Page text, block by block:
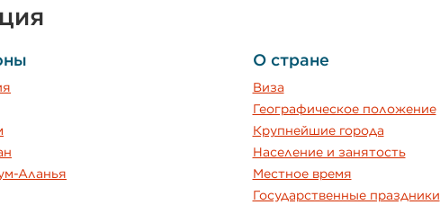
Аланья
О стране
Виза
Географическое положение
Крупнейшие города
Население и занятость
Местное время
Государственные праздники